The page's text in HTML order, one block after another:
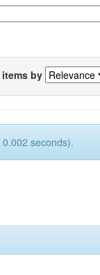
by
seconds).